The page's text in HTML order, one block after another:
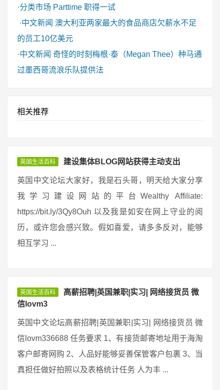
·分类市场 Parttime 职得一试
·中文新闻 澳大利亚两家最大的食品商店欠薪水不足
的员工10亿美元
·中文新闻 奇怪的时刻梅根·泰（Megan Thee）种马通
过墨西哥流浪乐队提供法
相关推荐
英国生活百科 建设集体BLOG网站获得主动支出
英国中文论坛大家好，我是石头哥，明天给大家分享
我学习建设网站的平台Wealthy Affiliate:
https://bit.ly/3Qy8Ouh 以及我是如安在网上守业的阅
历，或许您会感兴致。假如喜爱，请多多反对，能够
相互学习 ...
英国生活百科
高薪招聘|英国兼职|实习| 网络接货员 微
信lovm3
英国中文论坛高薪招聘|英国兼职|实习| 网络接货员 微
信lovm336688 任务要求 1、有接货邮寄地址用于海淘
客户邮寄网购 2、人品好能够妥善保管客户包裹 3、当
真担任做好拍照以及表格统计任务 人为丰 ...